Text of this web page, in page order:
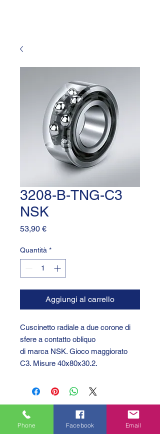
3208-B-TNG-C3
NSK
53,90 €Prezzo
Quantità *
Aggiungi al carrello
Cuscinetto radiale a due corone di
sfere a contatto obliquo
di marca NSK. Gioco maggiorato
C3. Misure 40x80x30.2.
Phone Facebook Email